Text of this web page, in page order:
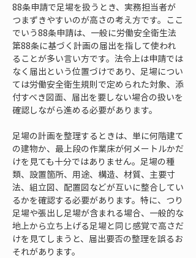
88条申請で足場を扱うとき、実務担当者が
つまずきやすいのが高さの考え方です。ここ
でいう88条申請は、一般に労働安全衛生法
第88条に基づく計画の届出を指して使われ
ることが多い言い方です。法令上は申請では
なく届出という位置づけであり、足場につい
ては労働安全衛生規則で定められた対象、添
付すべき図面、届出を要しない場合の扱いを
確認しながら進める必要があります。
足場の計画を整理するときは、単に何階建て
の建物か、最上段の作業床が何メートルかだ
けを見ても十分ではありません。足場の種
類、設置箇所、用途、構造、材質、主要寸
法、組立図、配置図などが互いに整合してい
るかを確認する必要があります。特に、つり
足場や張出し足場が含まれる場合、一般的な
地上から立ち上げる足場と同じ感覚で高さだ
けを見てしまうと、届出要否の整理を誤るお
それがあります。